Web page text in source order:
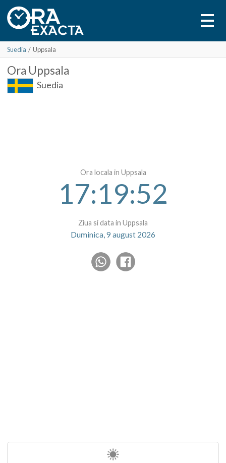
Suedia / Uppsala
Ora Uppsala
Suedia
Ora locala in Uppsala
17:19:52
Ziua si data in Uppsala
Duminica, 9 august 2026